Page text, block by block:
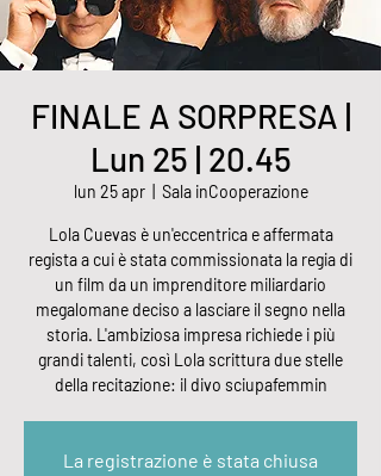
FINALE A SORPRESA |
Lun 25 | 20.45
lun 25 apr
  |
Sala inCooperazione
Lola Cuevas è un'eccentrica e affermata
regista a cui è stata commissionata la regia di
un film da un imprenditore miliardario
megalomane deciso a lasciare il segno nella
storia. L'ambiziosa impresa richiede i più
grandi talenti, così Lola scrittura due stelle
della recitazione: il divo sciupafemmin
La registrazione è stata chiusa